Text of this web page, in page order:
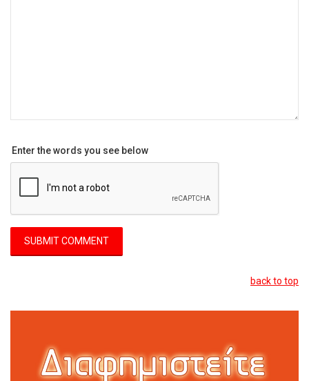
Enter the words you see below
back to top